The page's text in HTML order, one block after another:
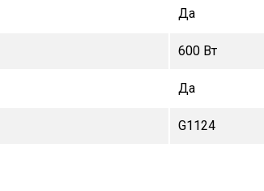
Да
600 Вт
Да
G1124